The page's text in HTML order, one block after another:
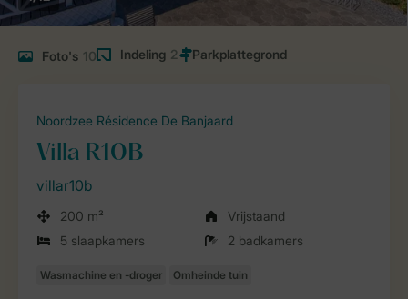
Foto's 10 Indeling 2
Noordzee Résidence De Banjaard
Villa R10B
villar10b
200 m²
Vrijstaand
5 slaapkamers
2 badkamers